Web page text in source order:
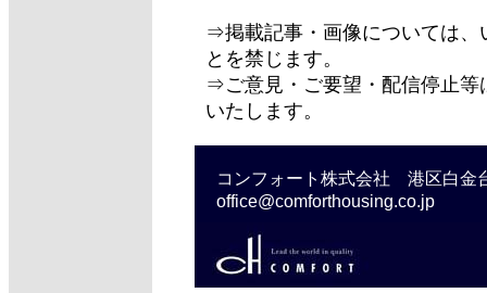
⇒掲載記事・画像については、
とを禁じます。
⇒ご意見・ご要望・配信停止等
いたします。
コンフォート株式会社 港区白
office@comforthousing.co.jp